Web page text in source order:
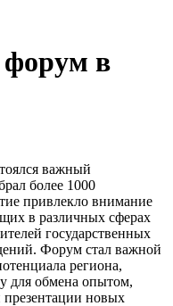
в
важный
более 1000
привлекло внимание
в различных сферах
государственных
Форум стал важной
региона,
для обмена опытом,
презентации новых